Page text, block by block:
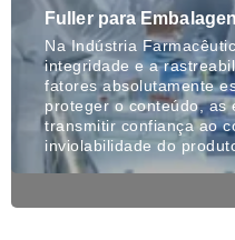
Fuller para
Na Indústria
integridade e a
fatores absolutamente
proteger o conteúdo, as
transmitir confiança ao
inviolabilidade do